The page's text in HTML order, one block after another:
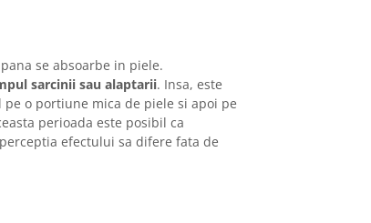
se absoarbe in piele.
sarcinii sau alaptarii. Insa, este
o portiune mica de piele si apoi pe
perioada este posibil ca
efectului sa difere fata de